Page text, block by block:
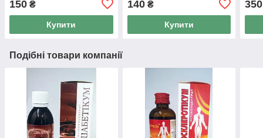
мл.
150 ₴
Купити
140₴
Купити
шт.
350
Подібні товари компанії